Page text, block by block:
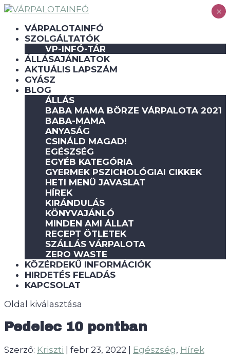
VÁRPALOTAINFÓ
SZOLGÁLTATÓK
VP-INFÓ-TÁR
ÁLLÁSAJÁNLATOK
AKTUÁLIS LAPSZÁM
GYÁSZ
BLOG
ÁLLÁS
BABA MAMA BÖRZE VÁRPALOTA 2021
BABA-MAMA
ANYASÁG
CSINÁLD MAGAD!
EGÉSZSÉG
EGYÉB KATEGÓRIA
GYERMEK PSZICHOLÓGIAI CIKKEK
HETI MENÜ JAVASLAT
HÍREK
KIRÁNDULÁS
KÖNYVAJÁNLÓ
MINDEN AMI ÁLLAT
RECEPT ÖTLETEK
SZÁLLÁS VÁRPALOTA
ZERO WASTE
KÖZÉRDEKŰ INFORMÁCIÓK
HIRDETÉS FELADÁS
KAPCSOLAT
Oldal kiválasztása
Pedelec 10 pontban
Szerző: Kriszti febr 23, 2022 Egészség, Hírek
×